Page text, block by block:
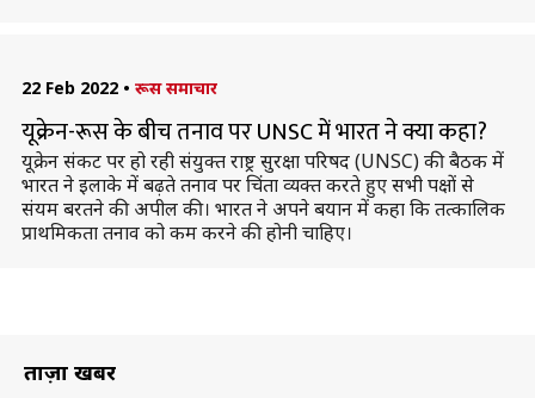
22 Feb 2022 • रूस समाचार
यूक्रेन-रूस के बीच तनाव पर UNSC में भारत ने क्या कहा?
यूक्रेन संकट पर हो रही संयुक्त राष्ट्र सुरक्षा परिषद (UNSC) की बैठक में
भारत ने इलाके में बढ़ते तनाव पर चिंता व्यक्त करते हुए सभी पक्षों से
संयम बरतने की अपील की। भारत ने अपने बयान में कहा कि तत्कालिक
प्राथमिकता तनाव को कम करने की होनी चाहिए।
ताज़ा खबरें